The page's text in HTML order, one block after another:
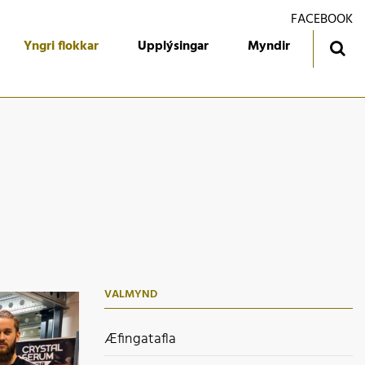
Yngri flokkar Upplýsingar Myndir
FACEBOOK
VALMYND
Æfingatafla